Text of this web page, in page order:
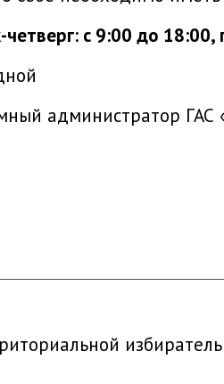
с 9:00 до 18:00,
администратор ГАС